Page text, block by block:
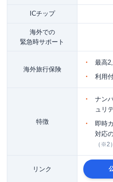
ICチップ
海外での
緊急時サポート
海外旅行保険
最高
利用
特徴
ナン
ュリ
即時
対応
（※2）
リンク